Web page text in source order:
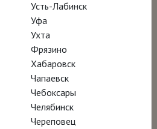
кино в
Усть-Лабинск
Уфа
Ухта
Фрязино
Хабаровск
Чапаевск
Чебоксары
Челябинск
Череповец